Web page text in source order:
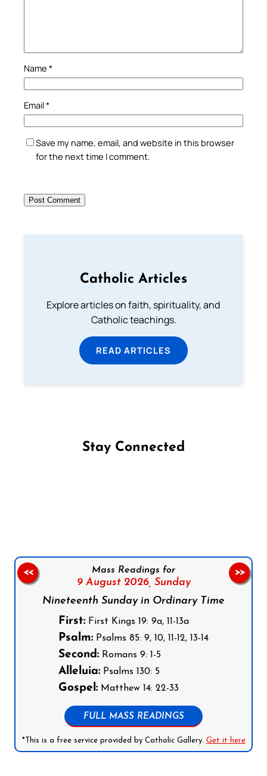
Name *
Email*
Save my name, email, and website in this browser
for the next time I comment.
Catholic Articles
Explore articles on faith, spirituality, and
Catholic teachings.
READ ARTICLES
Stay Connected
Mass Readings for
9 August 2026, Sunday
Nineteenth Sunday in Ordinary Time
First: First Kings 19: 9a, 11-13a
Psalm: Psalms 85: 9, 10, 11-12, 13-14
Second: Romans 9: 1-5
Alleluia: Psalms 130: 5
Gospel: Matthew 14: 22-33
FULL MASS READINGS
*This is a free service provided by Catholic Gallery. Get it here
<< >>